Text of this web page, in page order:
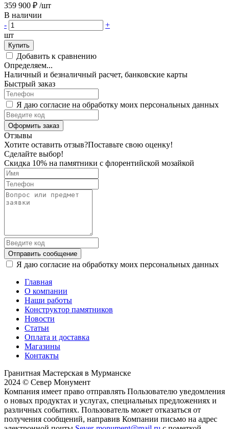
359 900 ₽ /шт
В наличии
-
+
шт
Купить
Добавить к сравнению
Определяем...
Наличный и безналичный расчет, банковские карты
Быстрый заказ
Я даю согласие на обработку моих персональных данных
Оформить заказ
Отзывы
Хотите оставить отзыв?Поставьте свою оценку!
Сделайте выбор!
Скидка 10% на памятники с флорентийской мозайкой
Отправить сообщение
Я даю согласие на обработку моих персональных данных
Главная
О компании
Наши работы
Конструктор памятников
Новости
Статьи
Оплата и доставка
Магазины
Контакты
Гранитная Мастерская в Мурманске
2024 © Север Монумент
Компания имеет право отправлять Пользователю уведомления
о новых продуктах и услугах, специальных предложениях и
различных событиях. Пользователь может отказаться от
получения сообщений, направив Компании письмо на адрес